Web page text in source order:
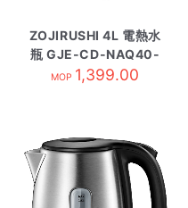
ZOJIRUSHI 4L 電熱水
瓶 GJE-CD-NAQ40-
BM
MOP 1,399.00